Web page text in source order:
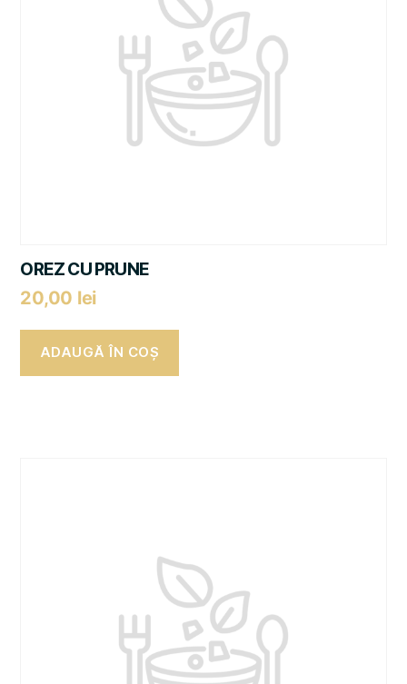
OREZ CU PRUNE
20,00 lei
ADAUGĂ ÎN COȘ